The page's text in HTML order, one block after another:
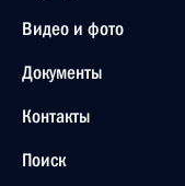
Видео и фото
Документы
Контакты
Поиск